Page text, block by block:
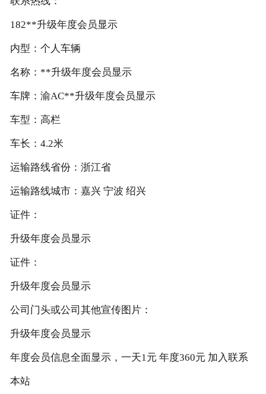
182**升级年度会员显示
内型：个人车辆
名称：**升级年度会员显示
车牌：渝AC**升级年度会员显示
车型：高栏
车长：4.2米
运输路线省份：浙江省
运输路线城市：嘉兴 宁波 绍兴
证件：
升级年度会员显示
证件：
升级年度会员显示
公司门头或公司其他宣传图片：
升级年度会员显示
年度会员信息全面显示，一天1元 年度360元 加入联系
本站